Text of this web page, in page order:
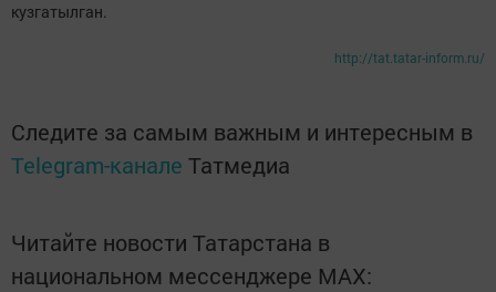
кузгатылган.
http://tat.tatar-inform.ru/
Следите за самым важным и интересным в
Telegram-канале Татмедиа
Читайте новости Татарстана в
национальном мессенджере MАХ: